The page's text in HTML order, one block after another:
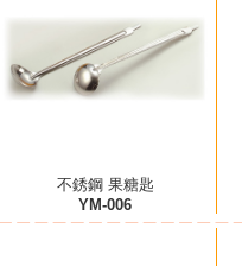
不銹鋼 果糖匙
YM-006